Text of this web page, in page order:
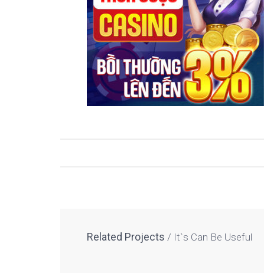
Related Projects It`s Can Be Useful